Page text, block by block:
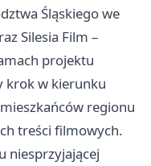
Śląskiego we
Silesia Film –
projektu
krok w kierunku
regionu
treści filmowych.
niesprzyjającej